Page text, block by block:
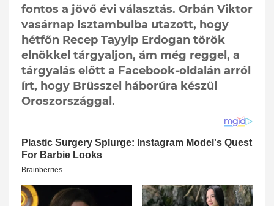
fontos a jövő évi választás. Orbán Viktor
vasárnap Isztambulba utazott, hogy
hétfőn Recep Tayyip Erdogan török
elnökkel tárgyaljon, ám még reggel, a
tárgyalás előtt a Facebook-oldalán arról
írt, hogy Brüsszel háborúra készül
Oroszországgal.